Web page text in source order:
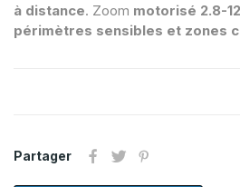
à distance. Zoom motorisé 2.8-
périmètres sensibles et zones
Partager